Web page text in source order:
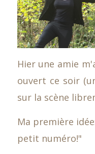
Hier une amie
ouvert ce soir
sur la scène
Ma première
petit numéro!"